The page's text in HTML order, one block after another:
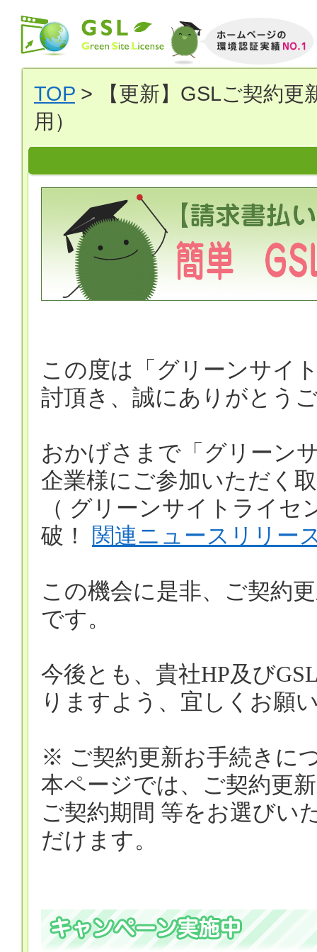
TOP > 【更新】GSLご契約更
用）
この度は「グリーンサイ
討頂き、誠にありがとう
おかげさまで「グリーン
企業様にご参加いただく
（ グリーンサイトライセ
破！ 関連ニュースリリー
この機会に是非、ご契約
です。
今後とも、貴社HP及び
りますよう、宜しくお願
※ ご契約更新お手続きに
本ページでは、ご契約更
ご契約期間 等をお選びい
だけます。